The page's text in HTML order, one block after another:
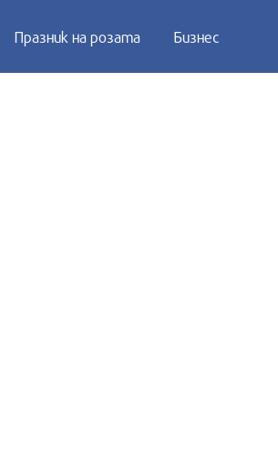
Празник на розата Бизнес